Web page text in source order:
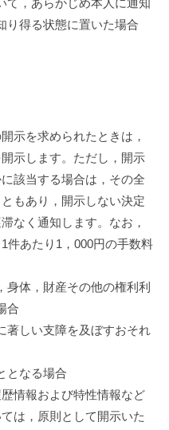
り得る状態に置いた場合
示を求められたときは，
示します。ただし，開示
該当する場合は，その全
もあり，開示しない決定
なく通知します。なお，
件あたり1，000円の手数料
身体，財産その他の権利利
合
著しい支障を及ぼすおそれ
となる場合
情報および特性情報など
は，原則として開示いた